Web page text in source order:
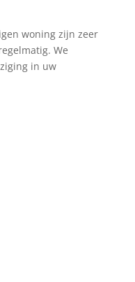
woning zijn zeer
We
in uw